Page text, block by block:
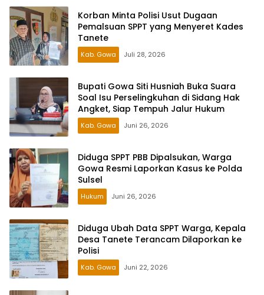
Korban Minta Polisi Usut Dugaan
Pemalsuan SPPT yang Menyeret Kades
Tanete
Kab. Gowa Juli 28, 2026
Bupati Gowa Siti Husniah Buka Suara
Soal Isu Perselingkuhan di Sidang Hak
Angket, Siap Tempuh Jalur Hukum
Kab. Gowa Juni 26, 2026
Diduga SPPT PBB Dipalsukan, Warga
Gowa Resmi Laporkan Kasus ke Polda
Sulsel
Hukum Juni 26, 2026
Diduga Ubah Data SPPT Warga, Kepala
Desa Tanete Terancam Dilaporkan ke
Polisi
Kab. Gowa Juni 22, 2026